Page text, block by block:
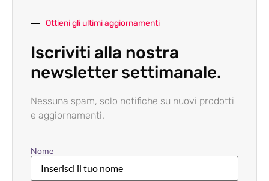
Ottieni gli ultimi aggiornamenti
Iscriviti alla nostra
newsletter settimanale.
Nessuna spam, solo notifiche su nuovi prodotti
e aggiornamenti.
Nome